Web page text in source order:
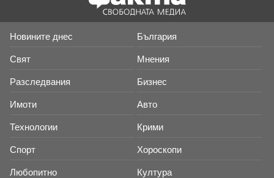
Новините днес България
Свят Мнения
Разследвания Бизнес
Имоти Авто
Технологии Крими
Спорт Хороскопи
Любопитно Култура